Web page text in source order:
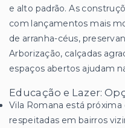
e alto padrão. As
com lançamentos mais
de arranha-céus,
Arborização, calçadas
espaços abertos ajudam
Educação e Lazer:
Vila Romana está
respeitadas em bairros